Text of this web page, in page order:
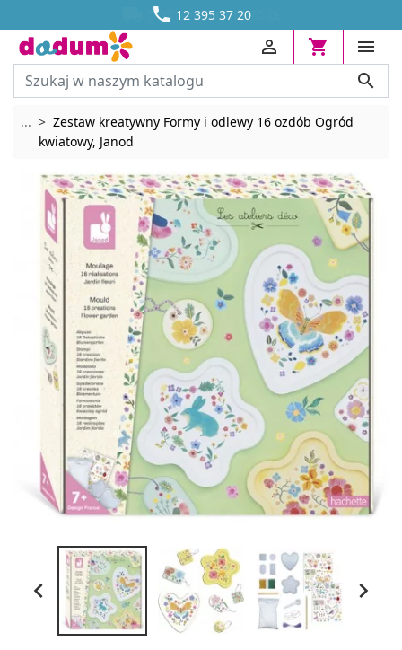
 12 395 37 20
DOSTAWA OD 13,70 ZŁ





... Rozwiń breadcrumbs
Zestaw kreatywny Formy i odlewy 16 ozdób Ogród
kwiatowy, Janod
 